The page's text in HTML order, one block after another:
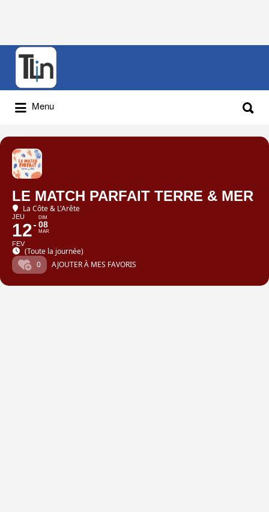
Rechercher
Menu
LE MATCH PARFAIT TERRE & MER
La Côte & L'Arête
JEU
12
FEV
DIM
08
MAR
(Toute la journée)
0
AJOUTER À MES FAVORIS